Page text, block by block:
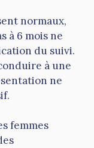
normaux,
à 6 mois ne
du suivi.
à une
ne
femmes